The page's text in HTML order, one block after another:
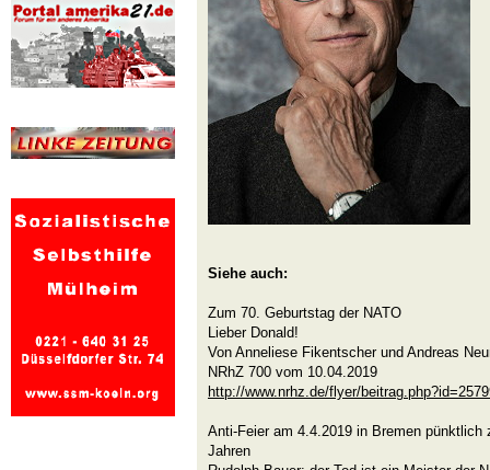
Siehe auch:
Zum 70. Geburtstag der NATO
Lieber Donald!
Von Anneliese Fikentscher und Andreas
NRhZ 700 vom 10.04.2019
http://www.nrhz.de/flyer/
Anti-Feier am 4.4.2019 in Bremen pünktlich
Jahren